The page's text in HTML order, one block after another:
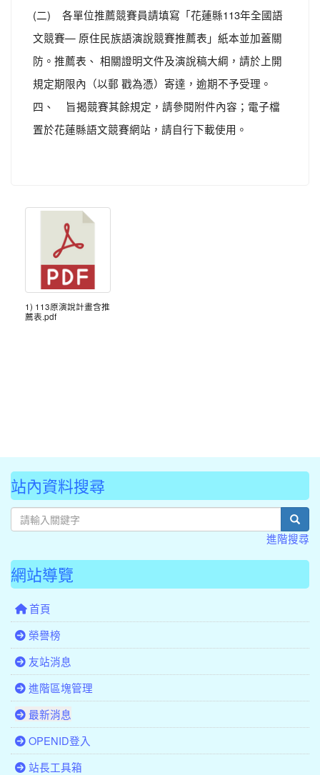
(二) 各單位推薦競賽員請填寫「花蓮縣113年全國語
文競賽— 原住民族語演說競賽推薦表」紙本並加蓋關
防。推薦表、 相關證明文件及演說稿大綱，請於上開
規定期限內（以郵 戳為憑）寄達，逾期不予受理。
四、 旨揭競賽其餘規定，請參閱附件內容；電子檔
置於花蓮縣語文競賽網站，請自行下載使用。
1) 113原演說計畫含推
薦表.pdf
站內資料搜尋
進階搜尋
網站導覽
首頁
榮譽榜
友站消息
進階區塊管理
最新消息
OPENID登入
站長工具箱